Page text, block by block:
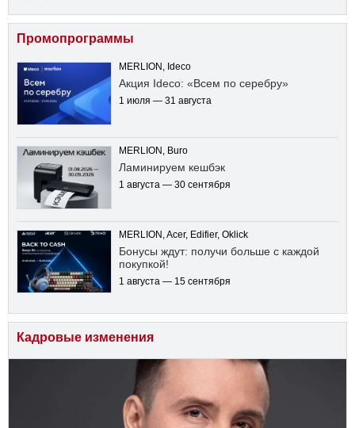
Промопрограммы
MERLION, Ideco
Акция Ideco: «Всем по серебру»
1 июля — 31 августа
MERLION, Buro
Ламинируем кешбэк
1 августа — 30 сентября
MERLION, Acer, Edifier, Oklick
Бонусы ждут: получи больше с каждой
покупкой!
1 августа — 15 сентября
Кадровые изменения